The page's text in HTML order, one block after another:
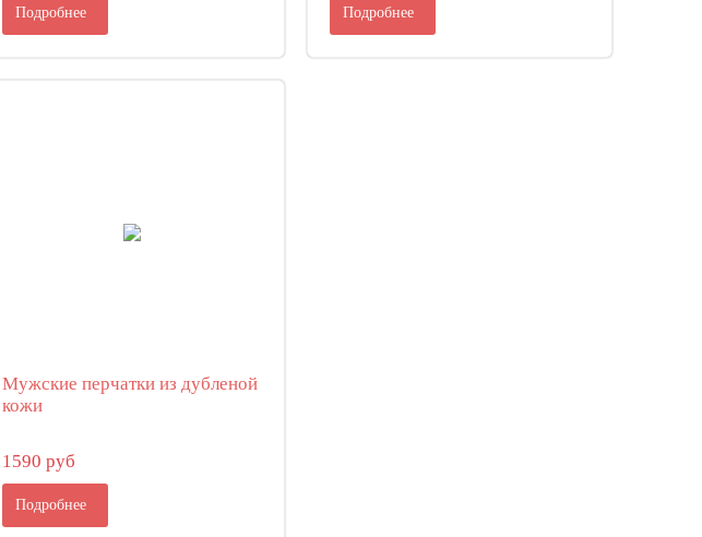
Подробнее Подробнее
Мужские перчатки из дубленой
кожи
1590 руб
Подробнее